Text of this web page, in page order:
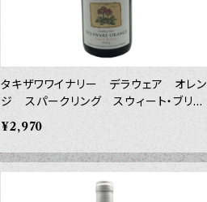
タキザワワイナリー デラウェア オレン
ジ スパークリング スウィート・ブリー
ズ ２０２５年 ７５０ｍｌ
¥2,970